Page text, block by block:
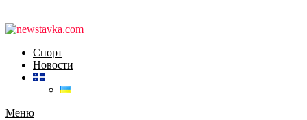
Спорт
Новости
Меню